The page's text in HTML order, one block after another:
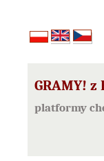
GRAMY!
platformy